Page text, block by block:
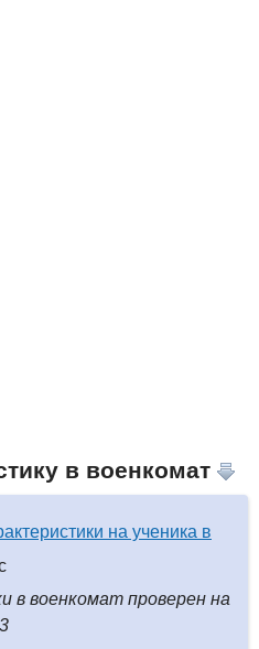
в военкомат
на ученика в
в военкомат проверен на